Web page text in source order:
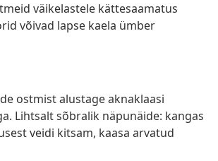
väikelastele kättesaamatus
võivad lapse kaela ümber
ostmist alustage aknaklaasi
Lihtsalt sõbralik näpunäide: kangas
veidi kitsam, kaasa arvatud